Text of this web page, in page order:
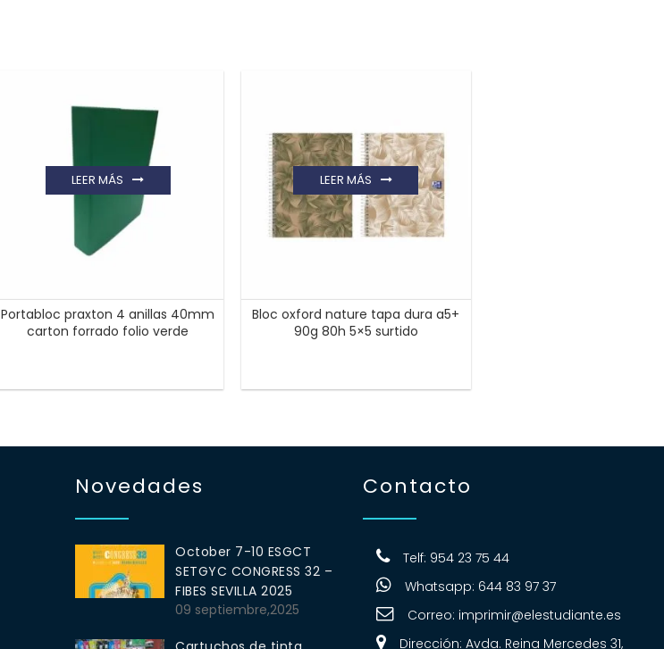
Portabloc praxton 4 anillas 40mm
carton forrado folio verde
LEER MÁS
Bloc oxford nature tapa dura a5+
90g 80h 5×5 surtido
LEER MÁS
Novedades
October 7-10 ESGCT
SETGYC CONGRESS 32 –
FIBES SEVILLA 2025
09 septiembre,2025
Contacto
Telf: 954 23 75 44
Whatsapp: 644 83 97 37
Correo: imprimir@elestudiante.es
Dirección: Avda. Reina Mercedes 31,